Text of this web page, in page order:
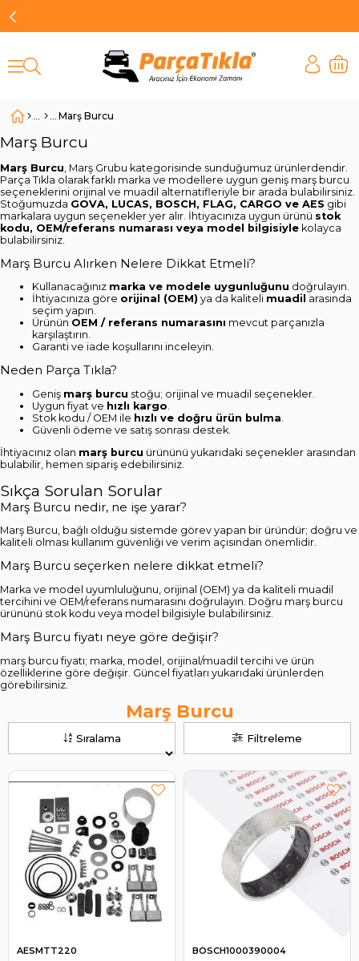
Marş Burcu
Marş Burcu
Marş Burcu , Marş Grubu kategorisinde sunduğumuz ürünlerdendir.
Parça Tıkla olarak farklı marka ve modellere uygun geniş marş burcu
seçeneklerini orijinal ve muadil alternatifleriyle bir arada bulabilirsiniz.
Stoğumuzda GOVA, LUCAS, BOSCH, FLAG, CARGO ve AES gibi
markalara uygun seçenekler yer alır. İhtiyacınıza uygun ürünü stok
kodu, OEM/referans numarası veya model bilgisiyle kolayca
bulabilirsiniz.
Marş Burcu Alırken Nelere Dikkat Etmeli?
Kullanacağınız marka ve modele uygunluğunu doğrulayın.
İhtiyacınıza göre orijinal (OEM) ya da kaliteli muadil arasında
seçim yapın.
Ürünün OEM / referans numarasını mevcut parçanızla
karşılaştırın.
Garanti ve iade koşullarını inceleyin.
Neden Parça Tıkla?
Geniş marş burcu stoğu; orijinal ve muadil seçenekler.
Uygun fiyat ve hızlı kargo
Stok kodu / OEM ile hızlı ve doğru ürün bulma
Güvenli ödeme ve satış sonrası destek.
İhtiyacınız olan marş burcu ürününü yukarıdaki seçenekler arasından
bulabilir, hemen sipariş edebilirsiniz.
Sıkça Sorulan Sorular
Marş Burcu nedir, ne işe yarar?
Marş Burcu, bağlı olduğu sistemde görev yapan bir üründür; doğru ve
kaliteli olması kullanım güvenliği ve verim açısından önemlidir.
Marş Burcu seçerken nelere dikkat etmeli?
Marka ve model uyumluluğunu, orijinal (OEM) ya da kaliteli muadil
tercihini ve OEM/referans numarasını doğrulayın. Doğru marş burcu
ürününü stok kodu veya model bilgisiyle bulabilirsiniz.
Marş Burcu fiyatı neye göre değişir?
marş burcu fiyatı; marka, model, orijinal/muadil tercihi ve ürün
özelliklerine göre değişir. Güncel fiyatları yukarıdaki ürünlerden
görebilirsiniz.
Filtreleme
Sıralama
Marş Burcu
AESMTT220 BOSCH1000390004